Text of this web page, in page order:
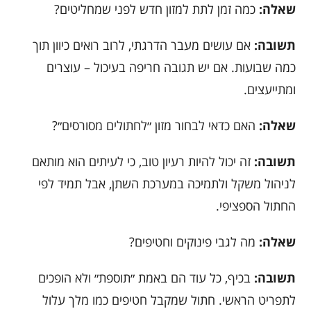
שאלה: כמה זמן לתת למזון חדש לפני שמחליטים?
תשובה: אם עושים מעבר הדרגתי, לרוב רואים כיוון תוך
כמה שבועות. אם יש תגובה חריפה בעיכול – עוצרים
ומתייעצים.
שאלה: האם כדאי לבחור מזון ״לחתולים מסורסים״?
תשובה: זה יכול להיות רעיון טוב, כי לעיתים הוא מותאם
לניהול משקל ולתמיכה במערכת השתן, אבל תמיד לפי
החתול הספציפי.
שאלה: מה לגבי פינוקים וחטיפים?
תשובה: בכיף, כל עוד הם באמת ״תוספת״ ולא הופכים
לתפריט הראשי. חתול שמקבל חטיפים כמו מלך עלול